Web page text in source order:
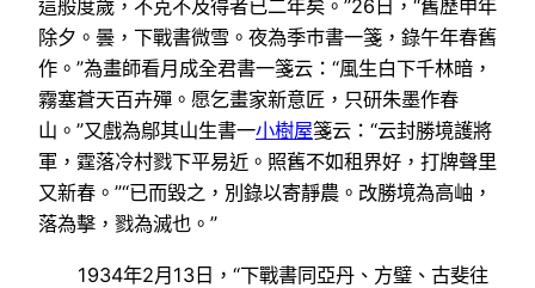
這般度歲，不克不及得者已二年矣。”26日，“舊歷申年
除夕。曇，下戰書微雪。夜為季巿書一箋，錄午年春舊
作。”為畫師看月成全君書一箋云：“風生白下千林暗，
霧塞蒼天百卉殫。愿乞畫家新意匠，只研朱墨作春
山。”又戲為鄔其山生書一小樹屋箋云：“云封勝境護將
軍，霆落冷村戮下平易近。照舊不如租界好，打牌聲里
又新春。”“已而毀之，別錄以寄靜農。改勝境為高岫，
落為擊，戮為滅也。”
1934年2月13日，“下戰書同亞丹、方璧、古斐往